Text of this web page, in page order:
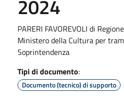
2024
PARERI FAVOREVOLI di
Ministero della Cultura per
Soprintendenza
Tipi di documento:
Documento (tecnico) di supporto